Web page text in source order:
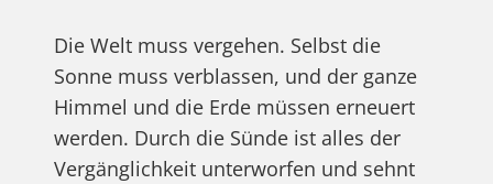
Die Welt muss vergehen. Selbst die
Sonne muss verblassen, und der ganze
Himmel und die Erde müssen erneuert
werden. Durch die Sünde ist alles der
Vergänglichkeit unterworfen und sehnt